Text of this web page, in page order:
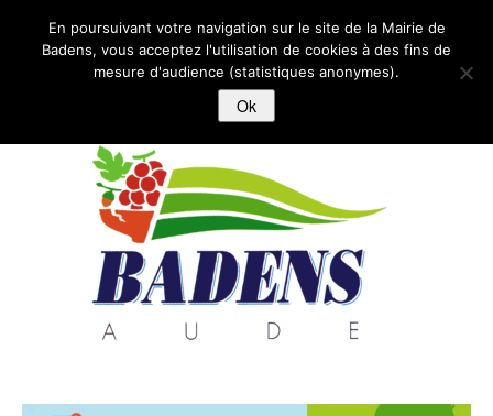
BADENS
ECOLE-ENFANCE-JEUNESSE
VIVRE A BADENS
CONTACT
En poursuivant votre navigation sur le site de la Mairie de
Badens, vous acceptez l'utilisation de cookies à des fins de
mesure d'audience (statistiques anonymes).
Ok